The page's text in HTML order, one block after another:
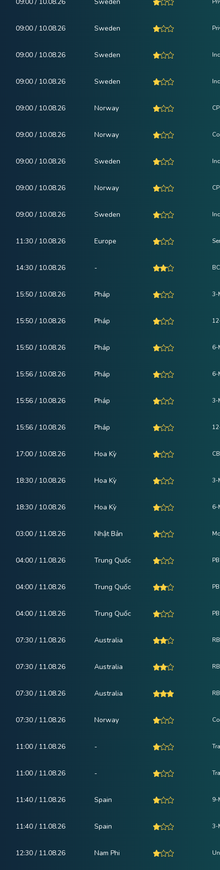
09:00 / 10.08.26 Sweden
09:00 / 10.08.26 Sweden
09:00 / 10.08.26 Sweden
09:00 / 10.08.26 Norway
09:00 / 10.08.26 Norway
09:00 / 10.08.26 Sweden
09:00 / 10.08.26 Norway
09:00 / 10.08.26 Sweden
11:30 / 10.08.26 Europe
14:30 / 10.08.26 -
15:50 / 10.08.26 Pháp 3-
15:50 / 10.08.26 Pháp
15:50 / 10.08.26 Pháp 6-
15:56 / 10.08.26 Pháp 6-
15:56 / 10.08.26 Pháp 3-
15:56 / 10.08.26 Pháp
17:00 / 10.08.26 Hoa Kỳ
18:30 / 10.08.26 Hoa Kỳ 3-
18:30 / 10.08.26 Hoa Kỳ 6-
03:00 / 11.08.26 Nhật Bản
04:00 / 11.08.26 Trung Quốc
04:00 / 11.08.26 Trung Quốc
04:00 / 11.08.26 Trung Quốc
07:30 / 11.08.26 Australia
07:30 / 11.08.26 Australia
07:30 / 11.08.26 Australia
07:30 / 11.08.26 Norway
11:00 / 11.08.26 -
11:00 / 11.08.26 -
11:40 / 11.08.26 Spain 9-
11:40 / 11.08.26 Spain 3-
12:30 / 11.08.26 Nam Phi